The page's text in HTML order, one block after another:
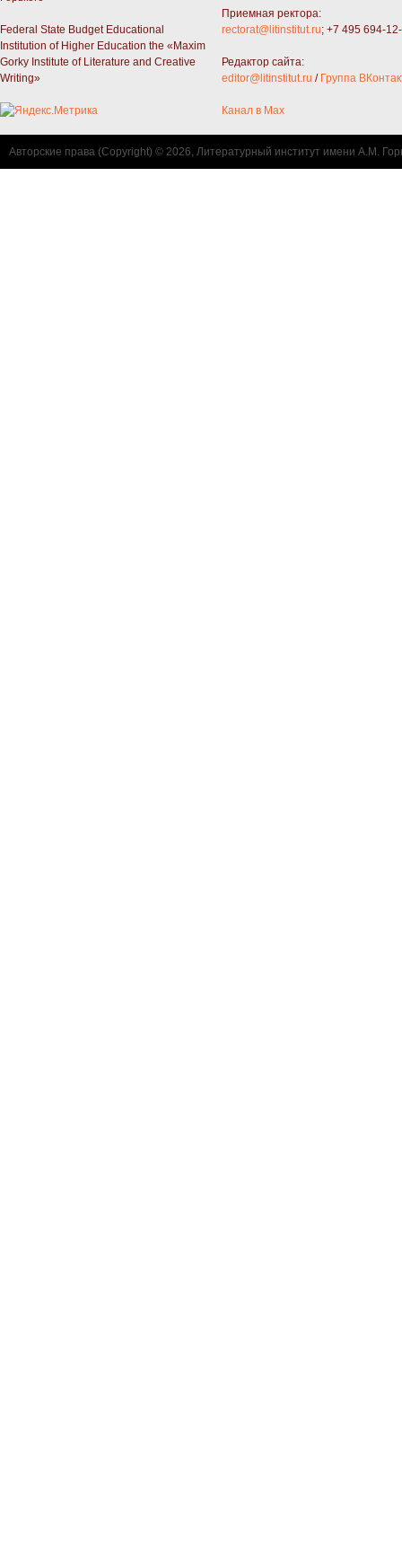
Federal State Budget Educational
Institution of Higher Education the «Maxim
Gorky Institute of Literature and Creative
Writing»
Приемная ректора:
rectorat@litinstitut.ru; +7 495 694-
Редактор сайта:
editor@litinstitut.ru / Группа
Канал в Max
Авторские права (Copyright) © 2026, Литературный институт имени А.М.